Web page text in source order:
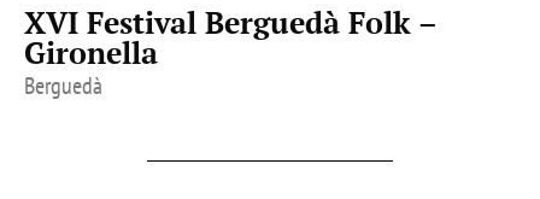
XVI Festival Berguedà Folk –
Gironella
Berguedà